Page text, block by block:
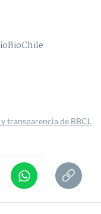
transparencia de BBCL